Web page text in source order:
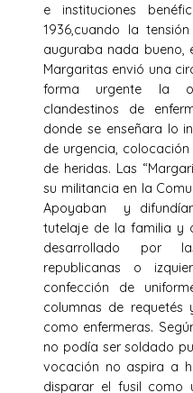
e instituciones
1936,cuando la
auguraba nada bueno,
Margaritas envió una
forma urgente la
clandestinos de
donde se enseñara lo
de urgencia,
de heridas. Las
su militancia en la
Apoyaban y
tutelaje de la familia y
desarrollado por
republicanas o
confección de
columnas de
como enfermeras.
no podía ser soldado
vocación no aspira a
disparar el fusil